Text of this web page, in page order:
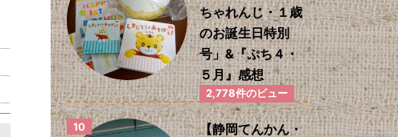
ちゃれんじ・１歳
のお誕生日特別
号」&『ぷち４・
５月』感想
2,778件のビュー
【静岡てんかん・